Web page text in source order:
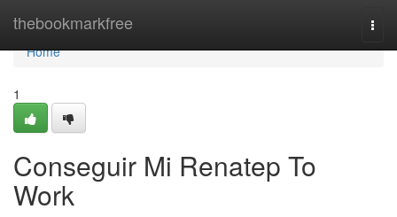
thebookmarkfree
Home
Home
1
Conseguir Mi Renatep To
Work